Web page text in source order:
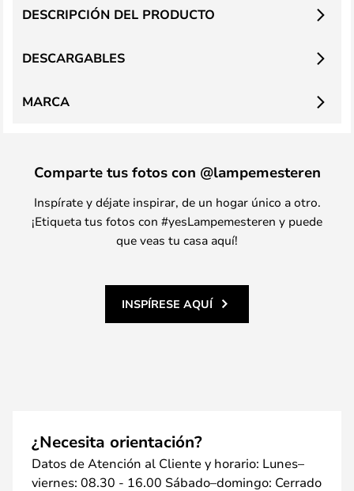
DESCRIPCIÓN DEL PRODUCTO
DESCARGABLES
MARCA
Comparte tus fotos con @lampemesteren
Inspírate y déjate inspirar, de un hogar único a otro.
¡Etiqueta tus fotos con #yesLampemesteren y puede
que veas tu casa aquí!
INSPÍRESE AQUÍ
¿Necesita orientación?
Datos de Atención al Cliente y horario: Lunes–
viernes: 08.30 - 16.00 Sábado–domingo: Cerrado